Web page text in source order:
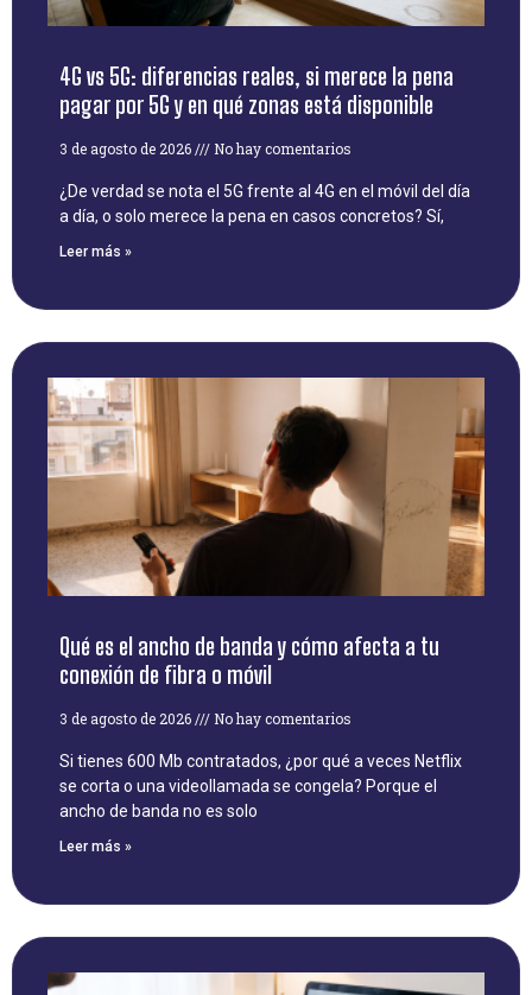
4G vs 5G: diferencias reales, si merece la pena
pagar por 5G y en qué zonas está disponible
3 de agosto de 2026 No hay comentarios
¿De verdad se nota el 5G frente al 4G en el móvil del día
a día, o solo merece la pena en casos concretos? Sí,
Leer más »
Qué es el ancho de banda y cómo afecta a tu
conexión de fibra o móvil
3 de agosto de 2026 No hay comentarios
Si tienes 600 Mb contratados, ¿por qué a veces Netflix
se corta o una videollamada se congela? Porque el
ancho de banda no es solo
Leer más »